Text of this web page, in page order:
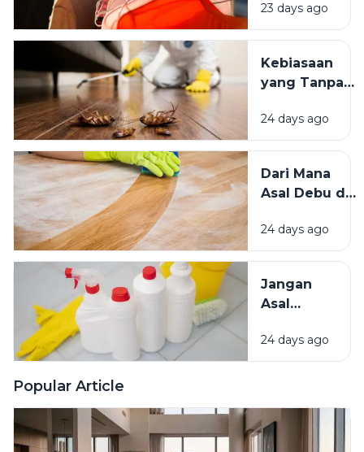
Kesejahteraan
Kita?
atau Di
Tempat
Mana yang
Lebih
23 days ago
Kebiasaan
yang Tanpa
Mengundang
Kecoak,
Hama
Lainnya Ke
24 days ago
Dari Mana
Asal Debu di
Kenali
Penyebab
Mengatasinya
24 days ago
Jangan
Asal
Bahan
Pembersih
24 days ago
Popular Article